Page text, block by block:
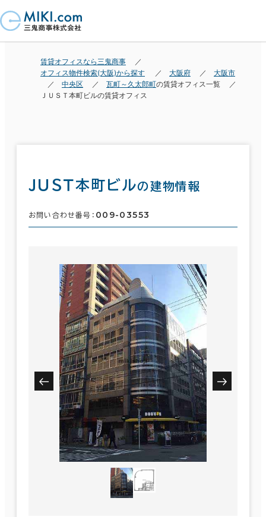
賃貸オフィスなら三鬼商事
オフィス物件検索(大阪)から探す
大阪府
大阪市
中央区
瓦町～久太郎町の賃貸オフィス一覧
ＪＵＳＴ本町ビルの賃貸オフィス
ＪＵＳＴ本町ビルの建物情報
お問い合わせ番号： 009-03553